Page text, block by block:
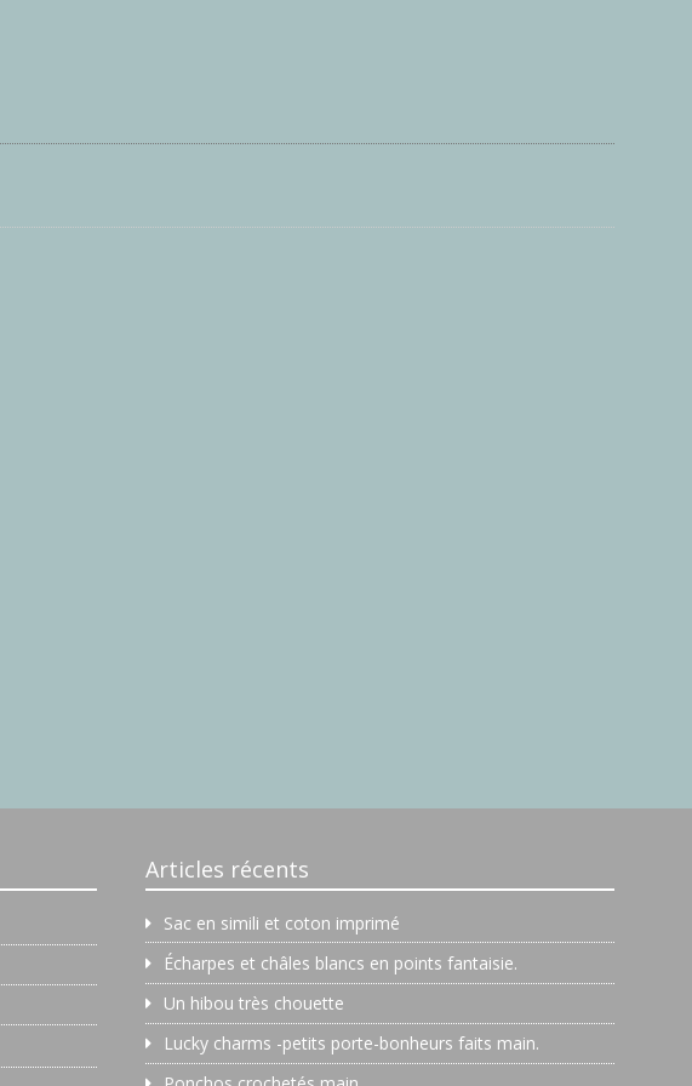
Articles récents
Sac en simili et coton imprimé
Écharpes et châles blancs en points fantaisie.
Un hibou très chouette
Lucky charms -petits porte-bonheurs faits main.